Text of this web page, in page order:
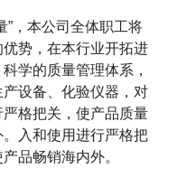
”，本公司全体职工将
势，在本行业开拓进
学的质量管理体系，
设备、化验仪器，对
格把关，使产品质量
入和使用进行严格把
品畅销海内外。